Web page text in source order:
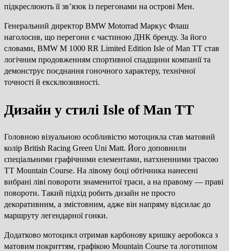
підкреслюють її зв’язок із перегонами на острові Мен.
Генеральний директор BMW Motorrad Маркус Флаш
наголосив, що перегони є частиною ДНК бренду. За його
словами, BMW M 1000 RR Limited Edition Isle of Man TT став
логічним продовженням спортивної спадщини компанії та
демонструє поєднання гоночного характеру, технічної
точності й ексклюзивності.
Дизайн у стилі Isle of Man TT
Головною візуальною особливістю мотоцикла став матовий
колір British Racing Green Uni Matt. Його доповнили
спеціальними графічними елементами, натхненними трасою
TT Mountain Course. На лівому боці обтічника нанесені
вибрані ліві повороти знаменитої траси, а на правому — праві
повороти. Такий підхід робить дизайн не просто
декоративним, а змістовним, адже він напряму відсилає до
маршруту легендарної гонки.
Додатково мотоцикл отримав карбонову кришку аеробокса з
матовим покриттям, графікою Mountain Course та логотипом